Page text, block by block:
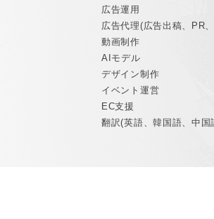
広告運用
広告代理(広告出稿、PR
動画制作
AIモデル
デザイン制作
イベント運営
EC支援
翻訳(英語、韓国語、中国